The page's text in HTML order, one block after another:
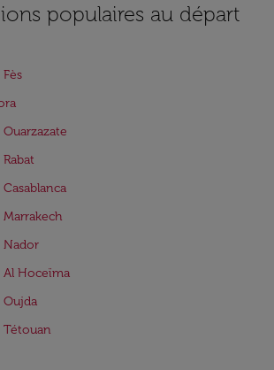
populaires au départ
Nador
Al Hoceïma
Oujda
Tétouan